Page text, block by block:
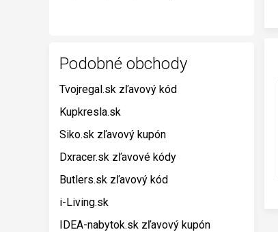
Podobné obchody
Tvojregal.sk zľavový kód
Kupkresla.sk
Siko.sk zľavový kupón
Dxracer.sk zľavové kódy
Butlers.sk zľavový kód
i-Living.sk
IDEA-nabytok.sk zľavový kupón